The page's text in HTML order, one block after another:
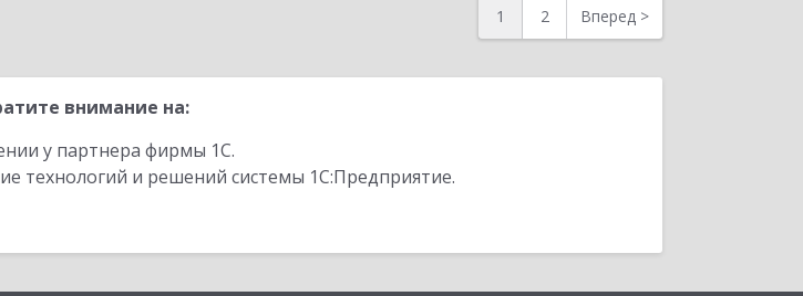
1 2 Вперед >
внимание на:
у партнера фирмы 1С.
технологий и решений системы 1С:Предприятие.